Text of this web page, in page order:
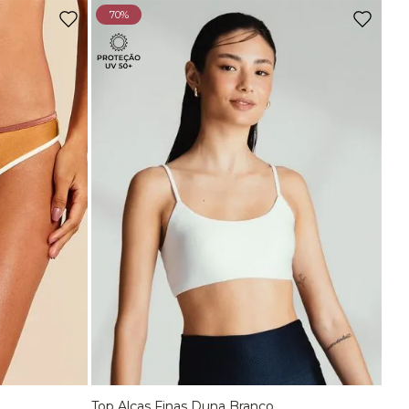
70%
Top Comfort Decote Reto Sem Costura Preto
R$ 129
90
Ou
deR$ 64,95
Top Comfort Decote Reto Sem Costura Marrom Carvalho
Ou
2 xde R$ 64,95 sem juros
Top Bojo Comfort Marrom Wood
De
90
Top Alças Finas E Duplas Sem Costura Marrom Carvalho